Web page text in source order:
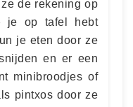
de rekening op
je op tafel hebt
je eten door ze
en er een
minibroodjes of
pintxos door ze